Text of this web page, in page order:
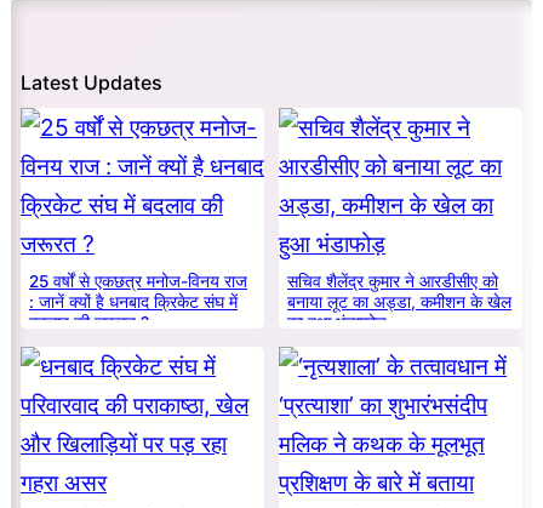
Latest Updates
25 वर्षों से एकछत्र मनोज-विनय राज
: जानें क्यों है धनबाद क्रिकेट संघ में
बदलाव की जरूरत ?
सचिव शैलेंद्र कुमार ने आरडीसीए को
बनाया लूट का अड्डा, कमीशन के खेल
का हुआ भंडाफोड़